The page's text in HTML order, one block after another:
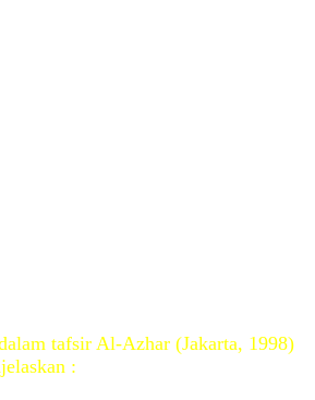
tafsir Al-Azhar (Jakarta, 1998)
: